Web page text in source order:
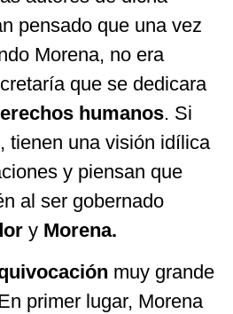
pensado que una vez
Morena, no era
que se dedicara
humanos. Si
tienen una visión idílica
y piensan que
al ser gobernado
y Morena.
muy grande
primer lugar, Morena